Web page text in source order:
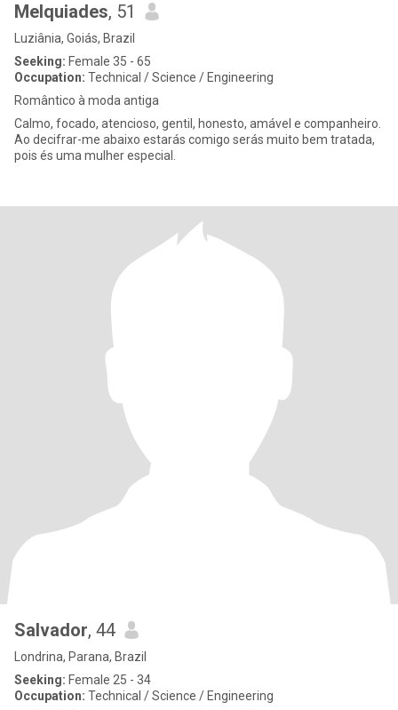
Melquiades, 51
Luziânia, Goiás, Brazil
Seeking: Female 35 - 65
Occupation: Technical / Science / Engineering
Romântico à moda antiga
Calmo, focado, atencioso, gentil, honesto, amável e companheiro.
Ao decifrar-me abaixo estarás comigo serás muito bem tratada,
pois és uma mulher especial.
Salvador, 44
Londrina, Parana, Brazil
Seeking: Female 25 - 34
Occupation: Technical / Science / Engineering